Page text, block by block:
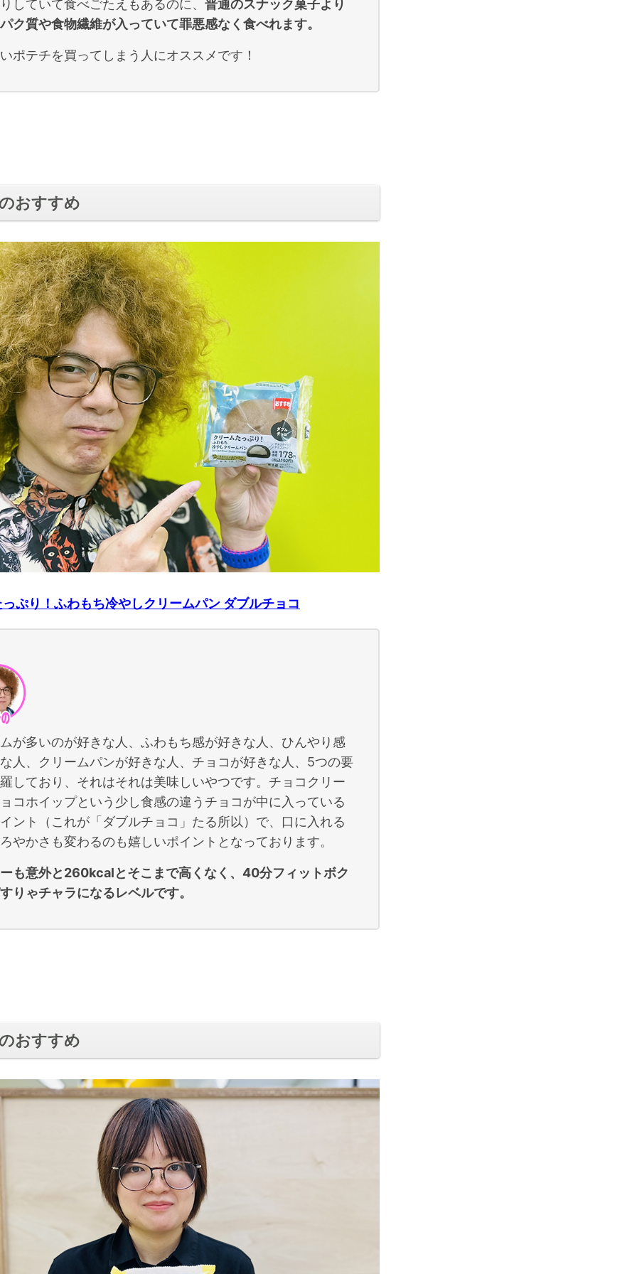
していて食べごたえもあるのに、 普通のスナック菓子より
ク質や食物繊維が入っていて罪悪感なく食べれます。
ポテチを買ってしまう人にオススメです！
おすすめ
ぷり！ふわもち冷やしクリームパン ダブルチョコ
が多いのが好きな人、ふわもち感が好きな人、ひんやり感
人、クリームパンが好きな人、チョコが好きな人、5つの要
しており、それはそれは美味しいやつです。チョコクリー
コホイップという少し食感の違うチョコが中に入っている
ント（これが「ダブルチョコ」たる所以）で、口に入れる
やかさも変わるのも嬉しいポイントとなっております。
も意外と260kcalとそこまで高くなく、40分フィットボク
りゃチャラになるレベルです。
おすすめ